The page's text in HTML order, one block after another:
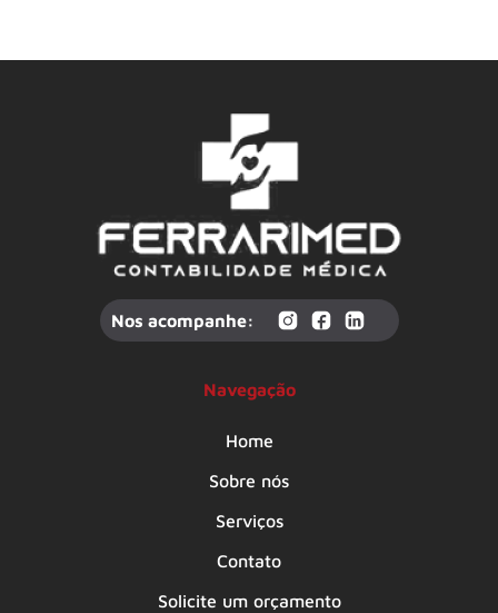
Nos acompanhe:
Navegação
Home
Sobre nós
Serviços
Contato
Solicite um orçamento